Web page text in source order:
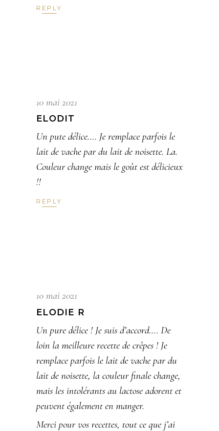
REPLY
10 mai 2021
ELODIT
Un pute délice…. Je remplace parfois le
lait de vache par du lait de noisette. La.
Couleur change mais le goût est délicieux
!!
REPLY
10 mai 2021
ELODIE R
Un pure délice ! Je suis d’accord…. De
loin la meilleure recette de crêpes ! Je
remplace parfois le lait de vache par du
lait de noisette, la couleur finale change,
mais les intolérants au lactose adorent et
peuvent également en manger.
Merci pour vos recettes, tout ce que j’ai